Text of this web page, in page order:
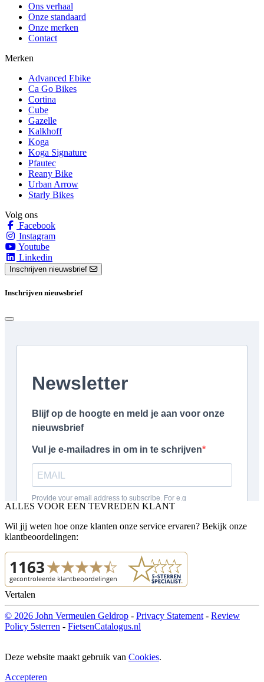
Ons verhaal
Onze standaard
Onze merken
Contact
Merken
Advanced Ebike
Ca Go Bikes
Cortina
Cube
Gazelle
Kalkhoff
Koga
Koga Signature
Pfautec
Reany Bike
Urban Arrow
Starly Bikes
Volg ons
Facebook
Instagram
Youtube
Linkedin
Inschrijven nieuwsbrief
Inschrijven nieuwsbrief
ALLES VOOR EEN TEVREDEN KLANT
Wil jij weten hoe onze klanten onze service ervaren? Bekijk onze
klantbeoordelingen:
Vertalen
© 2026 John Vermeulen Geldrop - Privacy Statement - Review
Policy 5sterren - FietsenCatalogus.nl
Deze website maakt gebruik van Cookies.
Accepteren